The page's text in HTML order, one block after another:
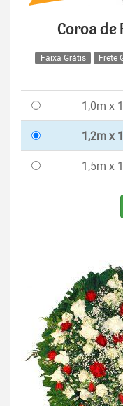
Coroa de
Faixa Grátis Frete
1,0m x
1,2m x
1,5m x